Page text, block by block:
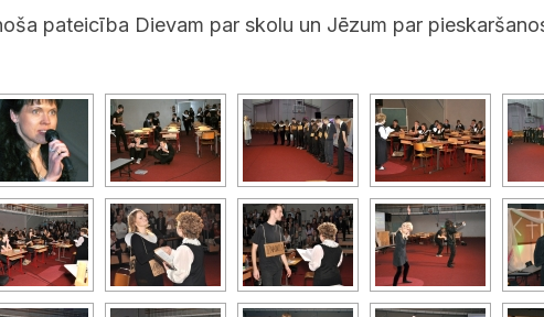
pateicība Dievam par skolu un Jēzum par